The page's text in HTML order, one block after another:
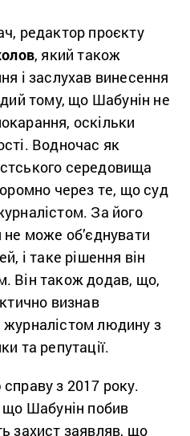
редактор проєкту
, який також
і заслухав винесення
тому, що Шабунін не
оскільки
Водночас як
середовища
через те, що суд
За його
може об’єднувати
і таке рішення він
Він також додав, що,
визнав
людину з
та репутації.
з 2017 року.
що Шабунін побив
захист заявляв, що